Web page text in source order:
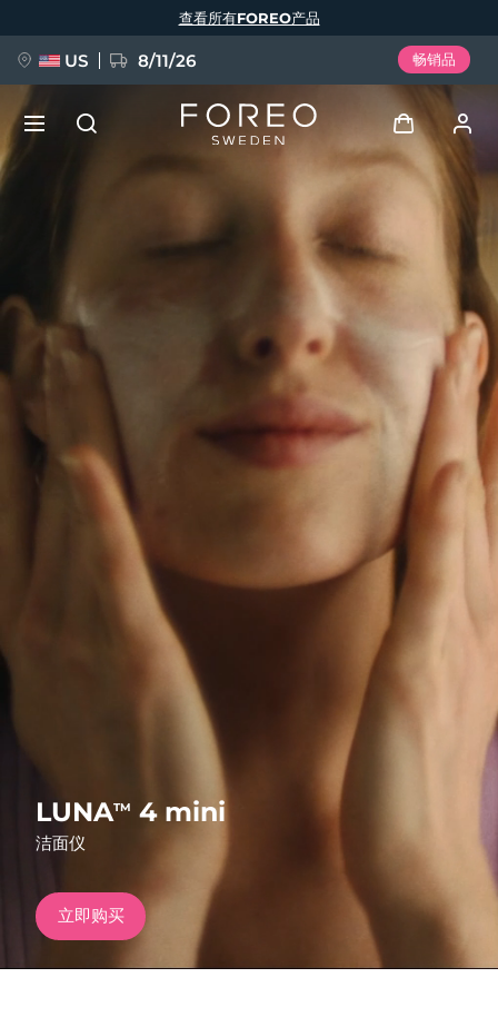
LUNATM 4 mini
洁面仪
立即购买
查看所有FOREO产品
US 8/11/26 畅销品
用户信息
我的设备
我的订单
我的地址
我的订阅
FAQ™ Pure Beauty-Tech Elixir
BREAKING NEWS
issa™ Teeth Whitening Set
FAQ™ Dual LED Panel
红光疗法
English
Español
Português
Русский
Türkçe
简体中文 繁體中文
发货国家
预计送达日期
预计送达日期
预计送达日期
预计送达日期
德国
预计送达日期